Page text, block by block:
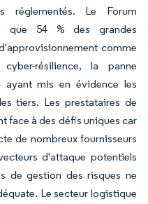
réglementés. Le Forum
que 54 % des grandes
comme
résilience, la panne
ayant mis en évidence les
tiers. Les prestataires de
face à des défis uniques car
de nombreux fournisseurs
d'attaque potentiels
de gestion des risques ne
Le secteur logistique